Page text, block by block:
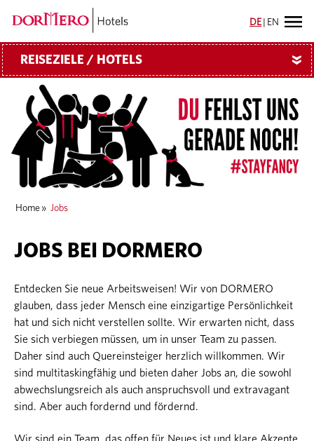
DE EN
REISEZIELE / HOTELS »
Home » Jobs
JOBS BEI DORMERO
Entdecken Sie neue Arbeitsweisen! Wir von DORMERO
glauben, dass jeder Mensch eine einzigartige Persönlichkeit
hat und sich nicht verstellen sollte. Wir erwarten nicht, dass
Sie sich verbiegen müssen, um in unser Team zu passen.
Daher sind auch Quereinsteiger herzlich willkommen. Wir
sind multitaskingfähig und bieten daher Jobs an, die sowohl
abwechslungsreich als auch anspruchsvoll und extravagant
sind. Aber auch fordernd und fördernd.